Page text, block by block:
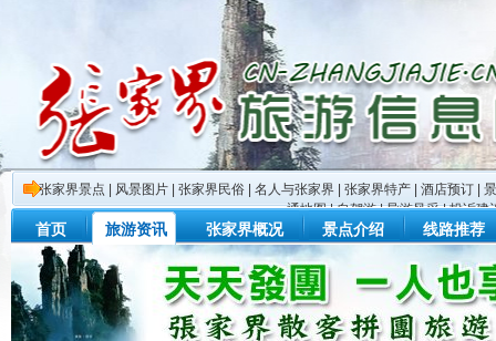
张家界景点 风景图片 张家界民俗 名人与张家界 张家界特产 酒店预订
通地图|自驾游|导游风采|投诉建
首页 旅游资讯 张家界概况 景点介绍 线路推荐